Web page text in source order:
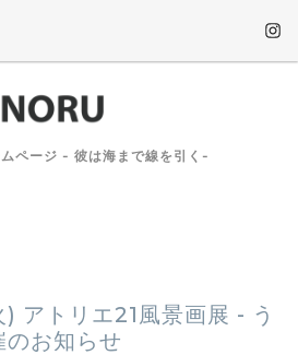
ページ - 彼は海まで線を引く-
アトリエ21風景画展 - う
お知らせ